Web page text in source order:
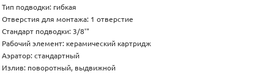
Тип подводки: гибкая
Отверстия для монтажа: 1 отверстие
Стандарт подводки: 3/8'"
Рабочий элемент: керамический картридж
Аэратор: стандартный
Излив: поворотный, выдвижной